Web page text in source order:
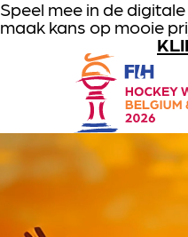
GA NAAR
Speel mee in de
maak kans op mooie